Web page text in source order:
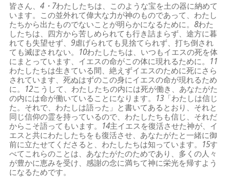
皆さん、4・7わたしたちは、このような宝を土の器に納めて
います。この並外れて偉大な力が神のものであって、わたし
たちから出たものでないことが明らかになるために。8わた
したちは、四方から苦しめられても行き詰まらず、途方に暮
れても失望せず、9虐げられても見捨てられず、打ち倒され
ても滅ぼされない。 10わたしたちは、いつもイエスの死を体
にまとっています、イエスの命がこの体に現れるために。 11
わたしたちは生きている間、絶えずイエスのために死にさら
されています、死ぬはずのこの身にイエスの命が現れるため
に。 12こうして、わたしたちの内には死が働き、あなたがた
の内には命が働いていることになります。 13 「わたしは信じ
た。それで、わたしは語った」と書いてあるとおり、それと
同じ信仰の霊を持っているので、わたしたちも信じ、それだ
からこそ語ってもいます。 14主イエスを復活させた神が、イ
エスと共にわたしたちをも復活させ、あなたがたと一緒に御
前に立たせてくださると、わたしたちは知っています。 15す
べてこれらのことは、あなたがたのためであり、多くの人々
が豊かに恵みを受け、感謝の念に満ちて神に栄光を帰すよう
になるためです。